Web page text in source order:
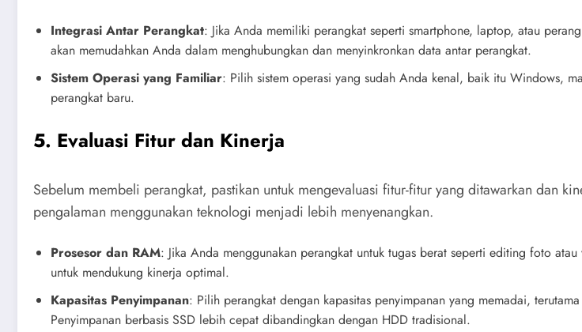
Integrasi Antar Perangkat: Jika Anda memiliki perangkat seperti smartphone, laptop, atau
akan memudahkan Anda dalam menghubungkan dan menyinkronkan data antar perangkat.
Sistem Operasi yang Familiar: Pilih sistem operasi yang sudah Anda kenal, baik itu Windows,
perangkat baru.
5. Evaluasi Fitur dan Kinerja
Sebelum membeli perangkat, pastikan untuk mengevaluasi fitur-fitur yang ditawarkan dan
pengalaman menggunakan teknologi menjadi lebih menyenangkan.
Prosesor dan RAM: Jika Anda menggunakan perangkat untuk tugas berat seperti editing foto
untuk mendukung kinerja optimal.
Kapasitas Penyimpanan: Pilih perangkat dengan kapasitas penyimpanan yang memadai,
Penyimpanan berbasis SSD lebih cepat dibandingkan dengan HDD tradisional.